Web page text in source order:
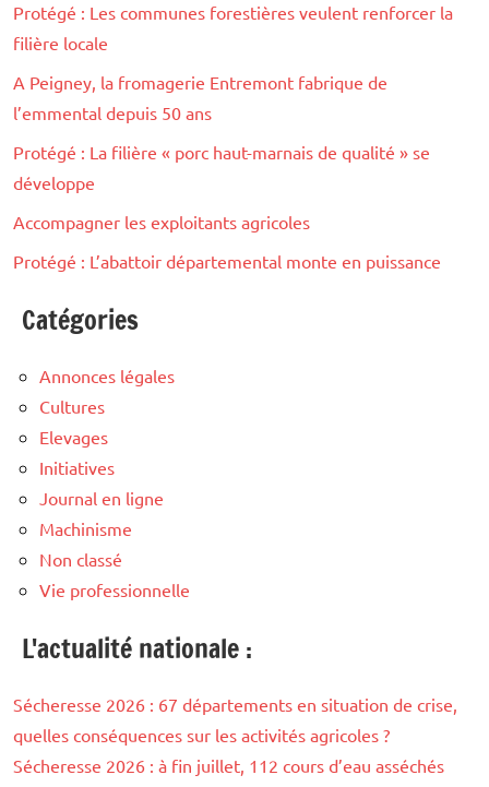
Protégé : Les communes forestières veulent renforcer la
filière locale
A Peigney, la fromagerie Entremont fabrique de
l’emmental depuis 50 ans
Protégé : La filière « porc haut-marnais de qualité » se
développe
Accompagner les exploitants agricoles
Protégé : L’abattoir départemental monte en puissance
Catégories
Annonces légales
Cultures
Elevages
Initiatives
Journal en ligne
Machinisme
Non classé
Vie professionnelle
L'actualité nationale :
Sécheresse 2026 : 67 départements en situation de crise,
quelles conséquences sur les activités agricoles ?
Sécheresse 2026 : à fin juillet, 112 cours d’eau asséchés